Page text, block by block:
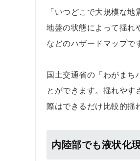
「いつどこで大規模な
地盤の状態によって揺れ
などのハザードマップで
国土交通省の「わがまち
とができます。揺れやす
際はできるだけ比較的揺
内陸部でも液状化